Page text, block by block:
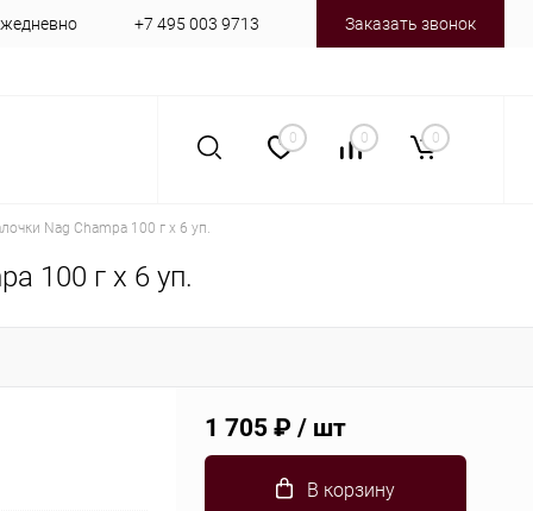
+7 495 003 9713 Заказать звонок
0 0 0
Nag Champa 100 г х 6 уп.
100 г х 6 уп.
1 705 ₽ / шт
В корзину